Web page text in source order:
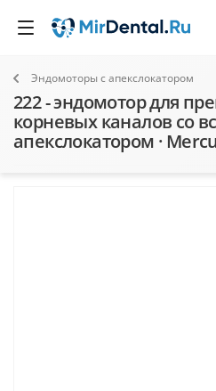
Эндомоторы с апекслокатором
222 - эндомотор для
корневых каналов со
апекслокатором ·